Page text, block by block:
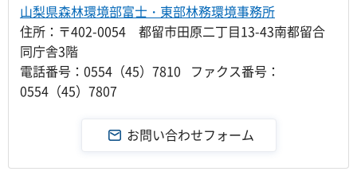
山梨県森林環境部富士・東部林務環境事務所
住所：〒402-0054 都留市田原二丁目13-43南都留合
同庁舎3階
電話番号：0554（45）7810 ファクス番号：
0554（45）7807